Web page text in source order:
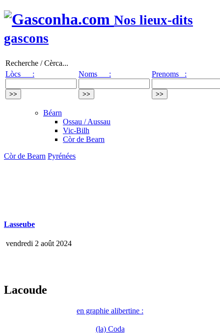
Nos lieux-dits
gascons
Recherche / Cèrca...
Lòcs :
Noms : Prenoms :
Béarn
Ossau / Aussau
Vic-Bilh
Còr de Bearn
Còr de Bearn Pyrénées
Lasseube
vendredi 2 août 2024
Lacoude
en graphie alibertine :
(la) Coda